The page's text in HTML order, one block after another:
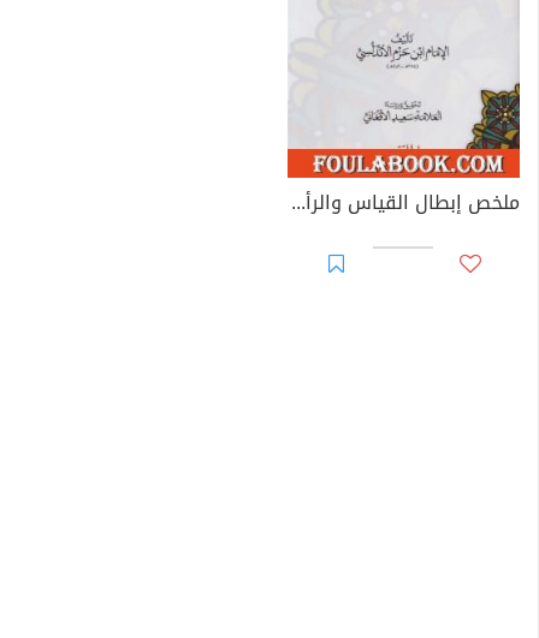
ملخص إبطال القياس والرأي والاستحسان والتقليد والتعليل